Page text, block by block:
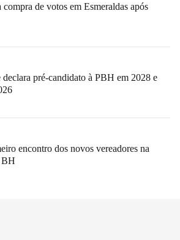
compra de votos em Esmeraldas após
pré-candidato à PBH em 2028 e
encontro dos novos vereadores na
BH